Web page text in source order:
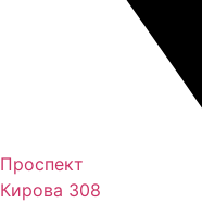
Проспект
Кирова 308